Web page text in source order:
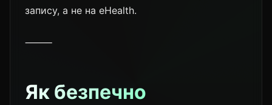
запису, а не на eHealth.
⸻
Як безпечно